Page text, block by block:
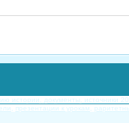
истории, документы, источники 20
презентации к урокам,